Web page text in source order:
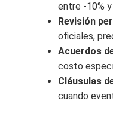
entre -10%
Revisión
oficiales,
Acuerdos
costo
Cláusulas
cuando